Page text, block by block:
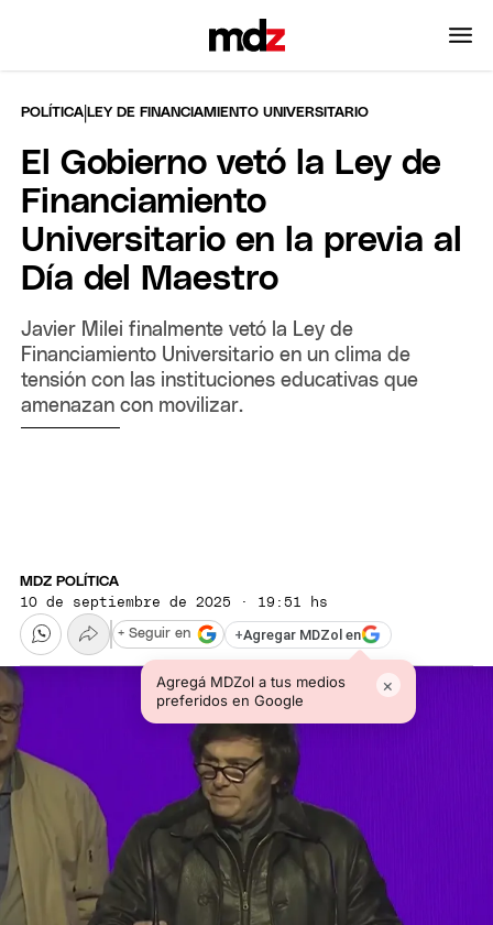
POLÍTICA |LEY DE FINANCIAMIENTO UNIVERSITARIO
El Gobierno vetó la Ley de
Financiamiento
Universitario en la previa al
Día del Maestro
Javier Milei finalmente vetó la Ley de
Financiamiento Universitario en un clima de
tensión con las instituciones educativas que
amenazan con movilizar.
MDZ POLÍTICA
10 de septiembre de 2025 · 19:51 hs
+Agregar MDZol en
Agregá MDZol a tus medios
preferidos en Google
×
+ Seguir en